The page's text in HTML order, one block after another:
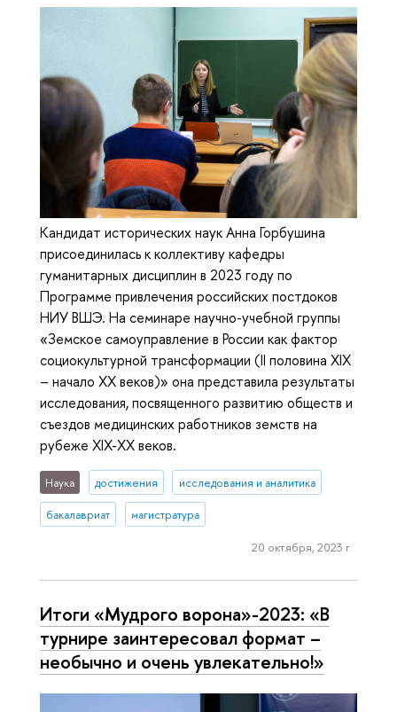
Кандидат исторических наук Анна Горбушина
присоединилась к коллективу кафедры
гуманитарных дисциплин в 2023 году по
Программе привлечения российских постдоков
НИУ ВШЭ. На семинаре научно-учебной группы
«Земское самоуправление в России как фактор
социокультурной трансформации (II половина XIX
– начало XX веков)» она представила результаты
исследования, посвященного развитию обществ и
съездов медицинских работников земств на
рубеже XIX-XX веков.
Наука достижения исследования и аналитика
бакалавриат магистратура
20 октября, 2023 г.
Итоги «Мудрого ворона»-2023: «В
турнире заинтересовал формат –
необычно и очень увлекательно!»